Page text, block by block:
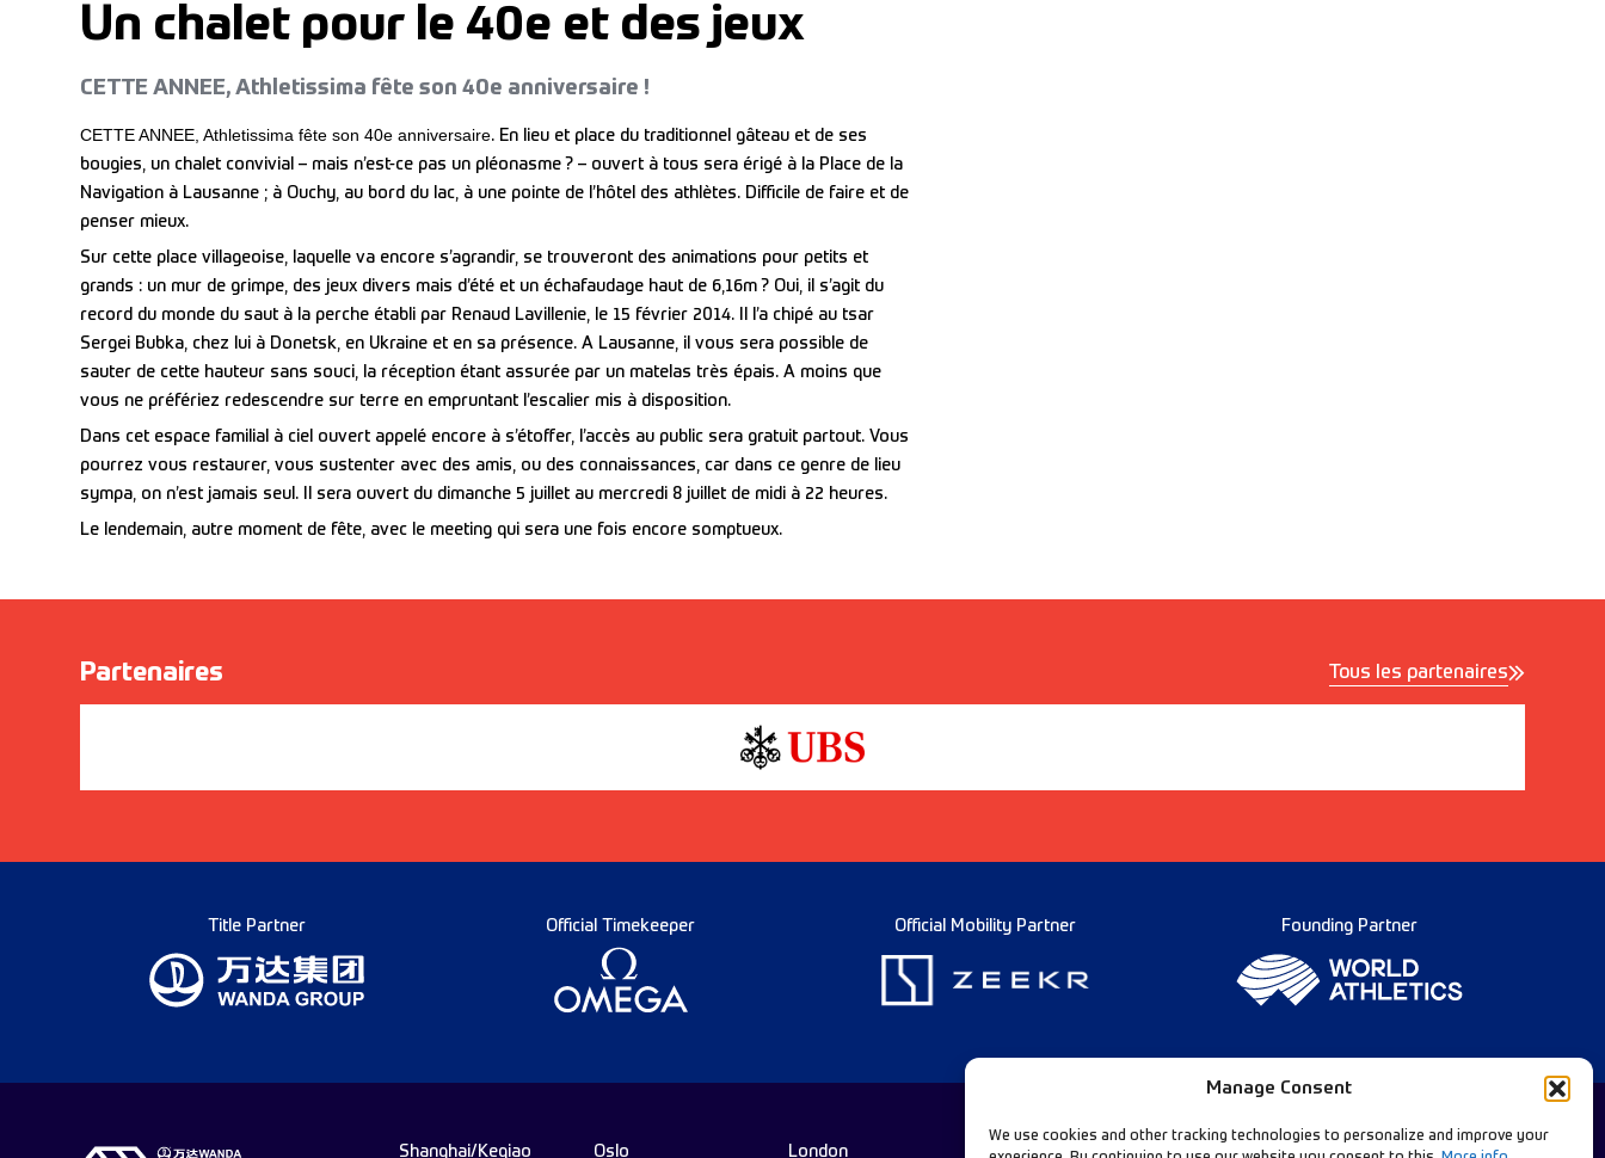
Manage Consent
We use cookies and other tracking technologies to personalize and improve your
Un chalet pour le 40e et des jeux
CETTE ANNEE, Athletissima fête son 40e anniversaire !
CETTE ANNEE, Athletissima fête son 40e anniversaire. En lieu et place du traditionnel gâteau et de ses
bougies, un chalet convivial – mais n’est-ce pas un pléonasme ? – ouvert à tous sera érigé à la Place de la
Navigation à Lausanne ; à Ouchy, au bord du lac, à une pointe de l’hôtel des athlètes. Difficile de faire et de
penser mieux.
Sur cette place villageoise, laquelle va encore s’agrandir, se trouveront des animations pour petits et
grands : un mur de grimpe, des jeux divers mais d’été et un échafaudage haut de 6,16m ? Oui, il s’agit du
record du monde du saut à la perche établi par Renaud Lavillenie, le 15 février 2014. Il l’a chipé au tsar
Sergei Bubka, chez lui à Donetsk, en Ukraine et en sa présence. A Lausanne, il vous sera possible de
sauter de cette hauteur sans souci, la réception étant assurée par un matelas très épais. A moins que
vous ne préfériez redescendre sur terre en empruntant l’escalier mis à disposition.
Dans cet espace familial à ciel ouvert appelé encore à s’étoffer, l’accès au public sera gratuit partout. Vous
pourrez vous restaurer, vous sustenter avec des amis, ou des connaissances, car dans ce genre de lieu
sympa, on n’est jamais seul. Il sera ouvert du dimanche 5 juillet au mercredi 8 juillet de midi à 22 heures.
Le lendemain, autre moment de fête, avec le meeting qui sera une fois encore somptueux.
Partenaires Tous les partenaires
Title Partner Official Timekeeper Official Mobility Partner Founding Partner
Shanghai/Keqiao Oslo London